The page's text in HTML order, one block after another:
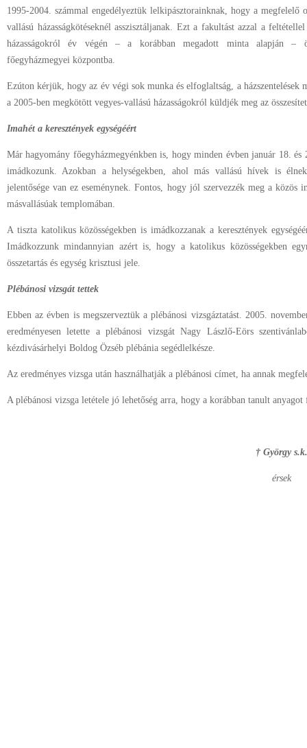
1995-2004. számmal engedélyeztük lelkipásztorainknak, hogy a megfelelő
vallású házasságkötéseknél asszisztáljanak. Ezt a fakultást azzal a
házasságokról év végén – a korábban megadott minta alapján –
főegyházmegyei központba.
Ezúton kérjük, hogy az év végi sok munka és elfoglaltság, a
a 2005-ben megkötött vegyes-vallású házasságokról küldjék meg az
Imahét a keresztények egységéért
Már hagyomány főegyházmegyénkben is, hogy minden évben január 18. és
imádkozunk. Azokban a helységekben, ahol más vallású hívek is
jelentősége van ez eseménynek. Fontos, hogy jól szervezzék meg a közös
másvallásúak templomában.
A tiszta katolikus közösségekben is imádkozzanak a keresztények
Imádkozzunk mindannyian azért is, hogy a katolikus közösségekben
összetartás és egység krisztusi jele.
Plébánosi vizsgát tettek
Ebben az évben is megszerveztük a plébánosi vizsgáztatást. 2005.
eredményesen letette a plébánosi vizsgát Nagy Lászlő-Eörs
kézdivásárhelyi Boldog Özséb plébánia segédlelkésze.
Az eredményes vizsga után használhatják a plébánosi címet, ha annak
A plébánosi vizsga letétele jó lehetőség arra, hogy a korábban tanult
† György
érsek